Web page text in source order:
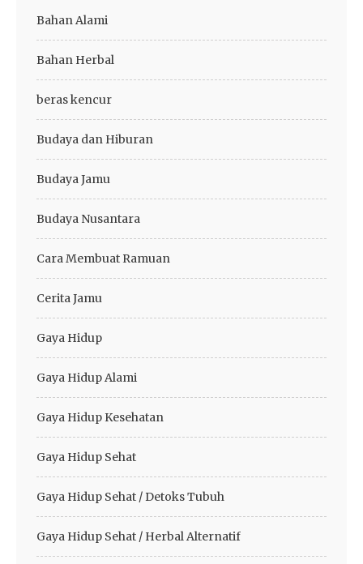
Bahan Alami
Bahan Herbal
beras kencur
Budaya dan Hiburan
Budaya Jamu
Budaya Nusantara
Cara Membuat Ramuan
Cerita Jamu
Gaya Hidup
Gaya Hidup Alami
Gaya Hidup Kesehatan
Gaya Hidup Sehat
Gaya Hidup Sehat / Detoks Tubuh
Gaya Hidup Sehat / Herbal Alternatif